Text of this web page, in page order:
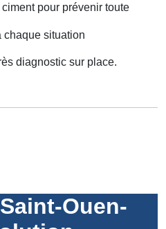
pour prévenir toute
chaque situation
diagnostic sur place.
Ouen-